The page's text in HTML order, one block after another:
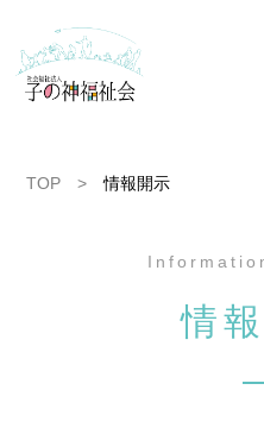
TOP >情報開示
情